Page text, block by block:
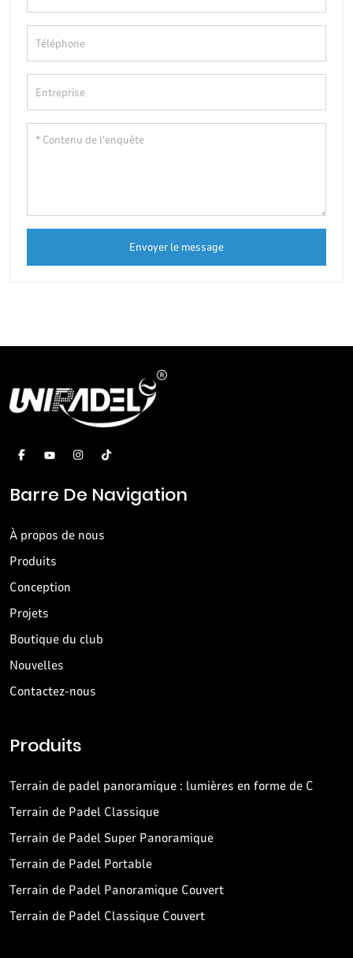
Envoyer le message
Barre De Navigation
À propos de nous
Produits
Conception
Projets
Boutique du club
Nouvelles
Contactez-nous
Produits
Terrain de padel panoramique : lumières en forme de C
Terrain de Padel Classique
Terrain de Padel Super Panoramique
Terrain de Padel Portable
Terrain de Padel Panoramique Couvert
Terrain de Padel Classique Couvert